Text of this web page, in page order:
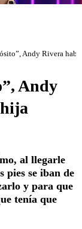
Andy Rivera
Andy
al llegarle
pies se iban de
y para que
tenía que